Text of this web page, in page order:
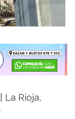
La Rioja,